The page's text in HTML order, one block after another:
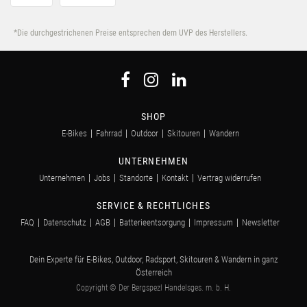
*Die durchgestrichenen Preise entsprechen dem UVP des Herstellers.
SHOP
E-Bikes Fahrrad Outdoor Skitouren Wandern
UNTERNEHMEN
Unternehmen Jobs Standorte Kontakt Vertrag widerrufen
SERVICE & RECHTLICHES
FAQ Datenschutz AGB Batterieentsorgung Impressum Newsletter
Dein Experte für E-Bikes, Outdoor, Radsport, Skitouren & Wandern in ganz
Österreich
Copyright © Der Bergspezl Handelsges. m. b. H.